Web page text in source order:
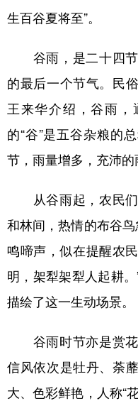
陕西
多语种频道
English Español
Русский язык
Deutsch
生百谷夏将至”。
谷雨，是二十四节
的最后一个节气。民
王来华介绍，谷雨，
的“谷”是五谷杂粮的
节，雨量增多，充沛的
从谷雨起，农民们
和林间，热情的布谷鸟
鸣啼声，似在提醒农
明，架犁架犁人起耕
描绘了这一生动场景。
谷雨时节亦是赏花
信风依次是牡丹、荼
大、色彩鲜艳，人称“